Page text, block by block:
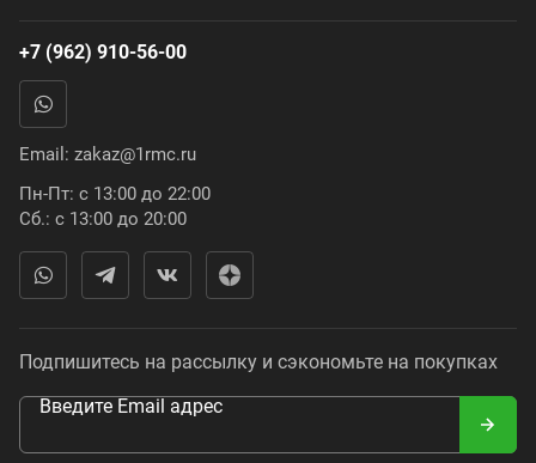
+7 (962) 910-56-00
Email: zakaz@1rmc.ru
Пн-Пт: с 13:00 до 22:00
Сб.: с 13:00 до 20:00
Подпишитесь на рассылку и сэкономьте на покупках
Введите Email адрес